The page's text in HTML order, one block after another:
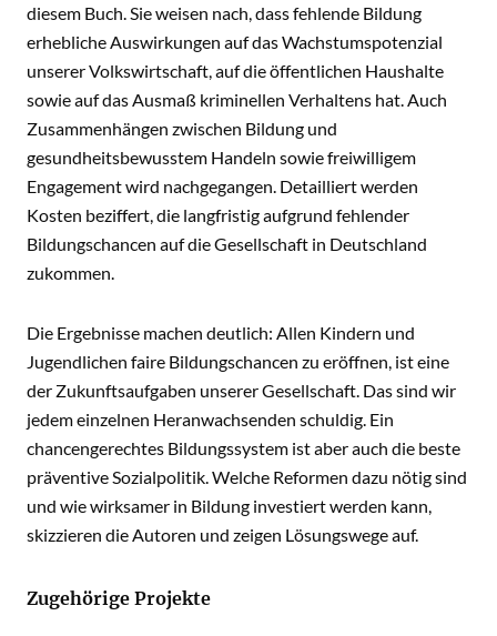
diesem Buch. Sie weisen nach, dass fehlende Bildung
erhebliche Auswirkungen auf das Wachstumspotenzial
unserer Volkswirtschaft, auf die öffentlichen Haushalte
sowie auf das Ausmaß kriminellen Verhaltens hat. Auch
Zusammenhängen zwischen Bildung und
gesundheitsbewusstem Handeln sowie freiwilligem
Engagement wird nachgegangen. Detailliert werden
Kosten beziffert, die langfristig aufgrund fehlender
Bildungschancen auf die Gesellschaft in Deutschland
zukommen.
Die Ergebnisse machen deutlich: Allen Kindern und
Jugendlichen faire Bildungschancen zu eröffnen, ist eine
der Zukunftsaufgaben unserer Gesellschaft. Das sind wir
jedem einzelnen Heranwachsenden schuldig. Ein
chancengerechtes Bildungssystem ist aber auch die beste
präventive Sozialpolitik. Welche Reformen dazu nötig sind
und wie wirksamer in Bildung investiert werden kann,
skizzieren die Autoren und zeigen Lösungswege auf.
Zugehörige Projekte